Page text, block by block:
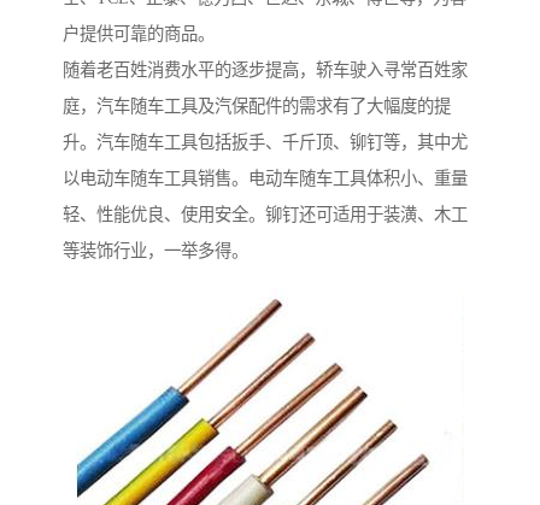
户提供可靠的商品。
随着老百姓消费水平的逐步提高，轿车驶入寻常百姓家
庭，汽车随车工具及汽保配件的需求有了大幅度的提
升。汽车随车工具包括扳手、千斤顶、铆钉等，其中尤
以电动车随车工具销售。电动车随车工具体积小、重量
轻、性能优良、使用安全。铆钉还可适用于装潢、木工
等装饰行业，一举多得。